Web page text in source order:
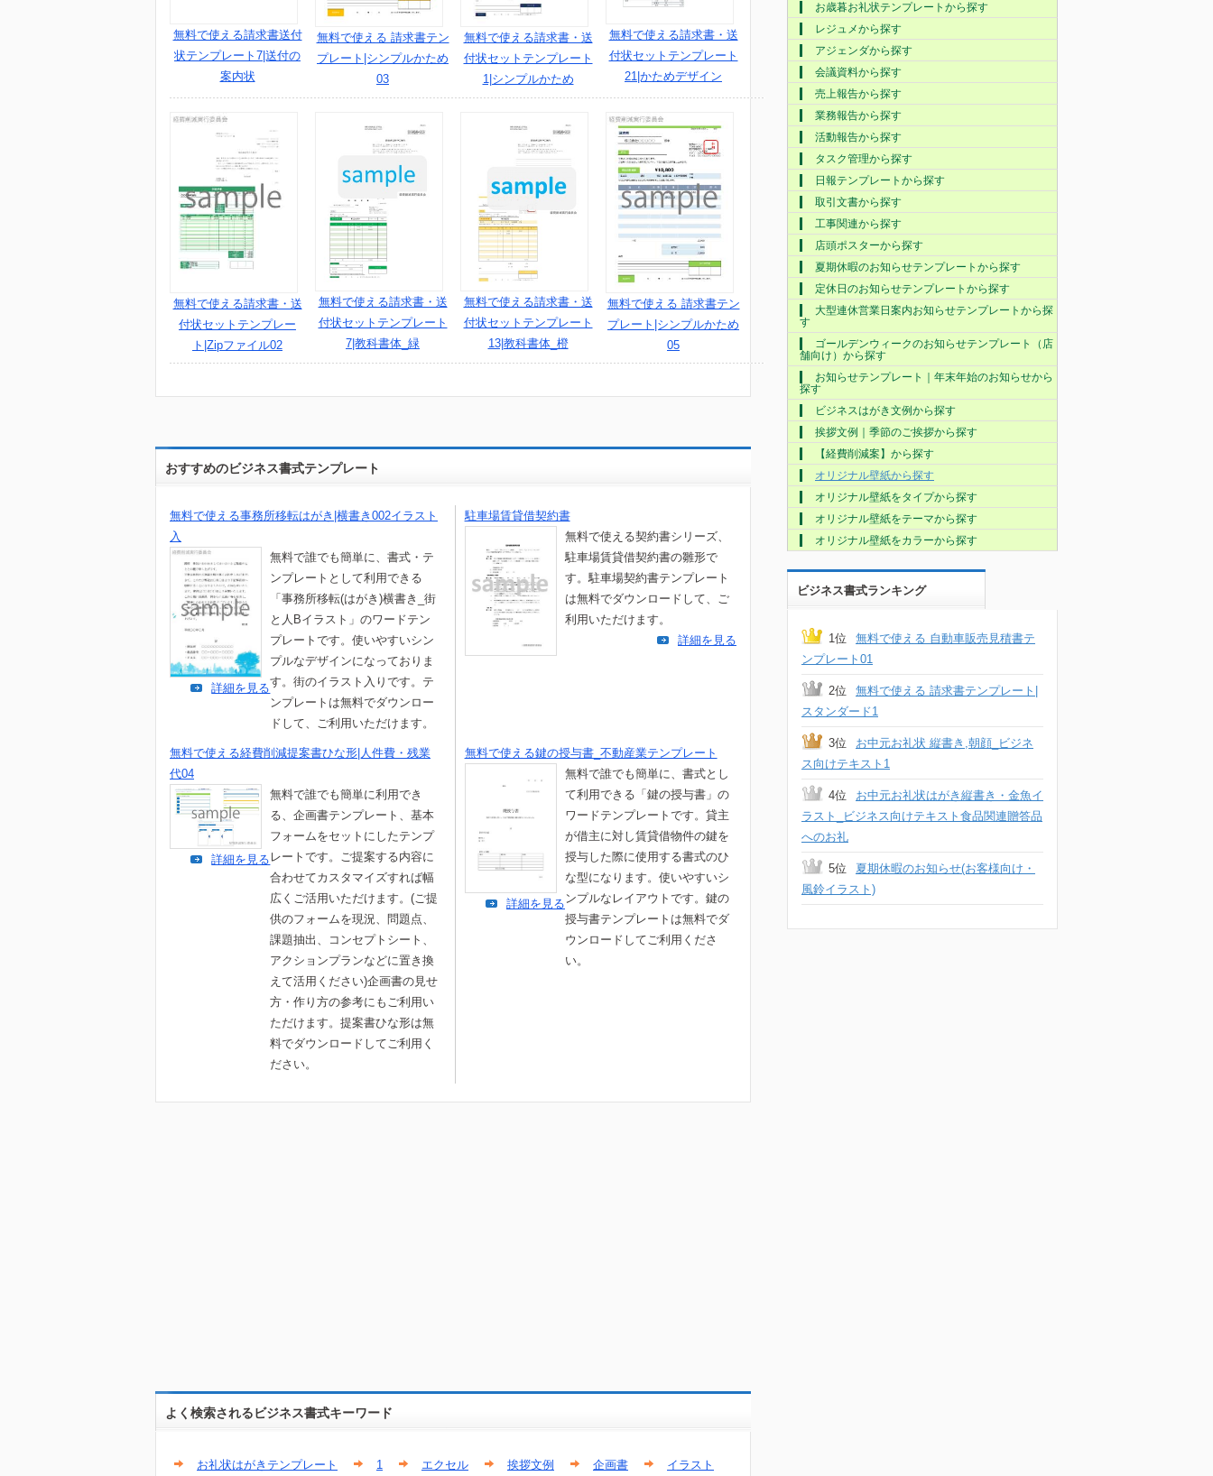
無料で使える請求書送付
状テンプレート7|送付の
案内状
無料で使える 請求書テン
プレート|シンプルかため
03
無料で使える請求書・送
付状セットテンプレート
1|シンプルかため
無料で使える請求書・送
付状セットテンプレート
21|かためデザイン
無料で使える請求書・送
付状セットテンプレー
ト|Zipファイル02
無料で使える請求書・送
付状セットテンプレート
7|教科書体_緑
無料で使える請求書・送
付状セットテンプレート
13|教科書体_橙
無料で使える 請求書テン
プレート|シンプルかため
05
おすすめのビジネス書式テンプレート
無料で使える事務所移転はがき|横書き002イラスト
入
無料で誰でも簡単に、書式・テ
ンプレートとして利用できる
「事務所移転(はがき)横書き_街
と人Bイラスト」のワードテン
プレートです。使いやすいシン
プルなデザインになっておりま
す。街のイラスト入りです。テ
ンプレートは無料でダウンロー
ドして、ご利用いただけます。
詳細を見る
駐車場賃貸借契約書
無料で使える契約書シリーズ、
駐車場賃貸借契約書の雛形で
す。駐車場契約書テンプレート
は無料でダウンロードして、ご
利用いただけます。
詳細を見る
無料で使える経費削減提案書ひな形|人件費・残業
代04
無料で誰でも簡単に利用でき
る、企画書テンプレート、基本
フォームをセットにしたテンプ
レートです。ご提案する内容に
合わせてカスタマイズすれば幅
広くご活用いただけます。(ご提
供のフォームを現況、問題点、
課題抽出、コンセプトシート、
アクションプランなどに置き換
えて活用ください)企画書の見せ
方・作り方の参考にもご利用い
ただけます。提案書ひな形は無
料でダウンロードしてご利用く
ださい。
詳細を見る
無料で使える鍵の授与書_不動産業テンプレート
無料で誰でも簡単に、書式とし
て利用できる「鍵の授与書」の
ワードテンプレートです。貸主
が借主に対し賃貸借物件の鍵を
授与した際に使用する書式のひ
な型になります。使いやすいシ
ンプルなレイアウトです。鍵の
授与書テンプレートは無料でダ
ウンロードしてご利用くださ
い。
詳細を見る
よく検索されるビジネス書式キーワード
お礼状はがきテンプレート 1 エクセル 挨拶文例 企画書 イラスト
お歳暮お礼状テンプレートから探す
レジュメから探す
アジェンダから探す
会議資料から探す
売上報告から探す
業務報告から探す
活動報告から探す
タスク管理から探す
日報テンプレートから探す
取引文書から探す
工事関連から探す
店頭ポスターから探す
夏期休暇のお知らせテンプレートから探す
定休日のお知らせテンプレートから探す
大型連休営業日案内お知らせテンプレートから探
す
ゴールデンウィークのお知らせテンプレート（店
舗向け）から探す
お知らせテンプレート｜年末年始のお知らせから
探す
ビジネスはがき文例から探す
挨拶文例｜季節のご挨拶から探す
【経費削減案】から探す
オリジナル壁紙から探す
オリジナル壁紙をタイプから探す
オリジナル壁紙をテーマから探す
オリジナル壁紙をカラーから探す
ビジネス書式ランキング
1位
無料で使える 自動車販売見積書テ
ンプレート01
2位
無料で使える 請求書テンプレート|
スタンダード1
3位
お中元お礼状 縦書き,朝顔_ビジネ
ス向けテキスト1
4位
お中元お礼状はがき縦書き・金魚イ
ラスト_ビジネス向けテキスト食品関連贈答品
へのお礼
5位
夏期休暇のお知らせ(お客様向け・
風鈴イラスト)